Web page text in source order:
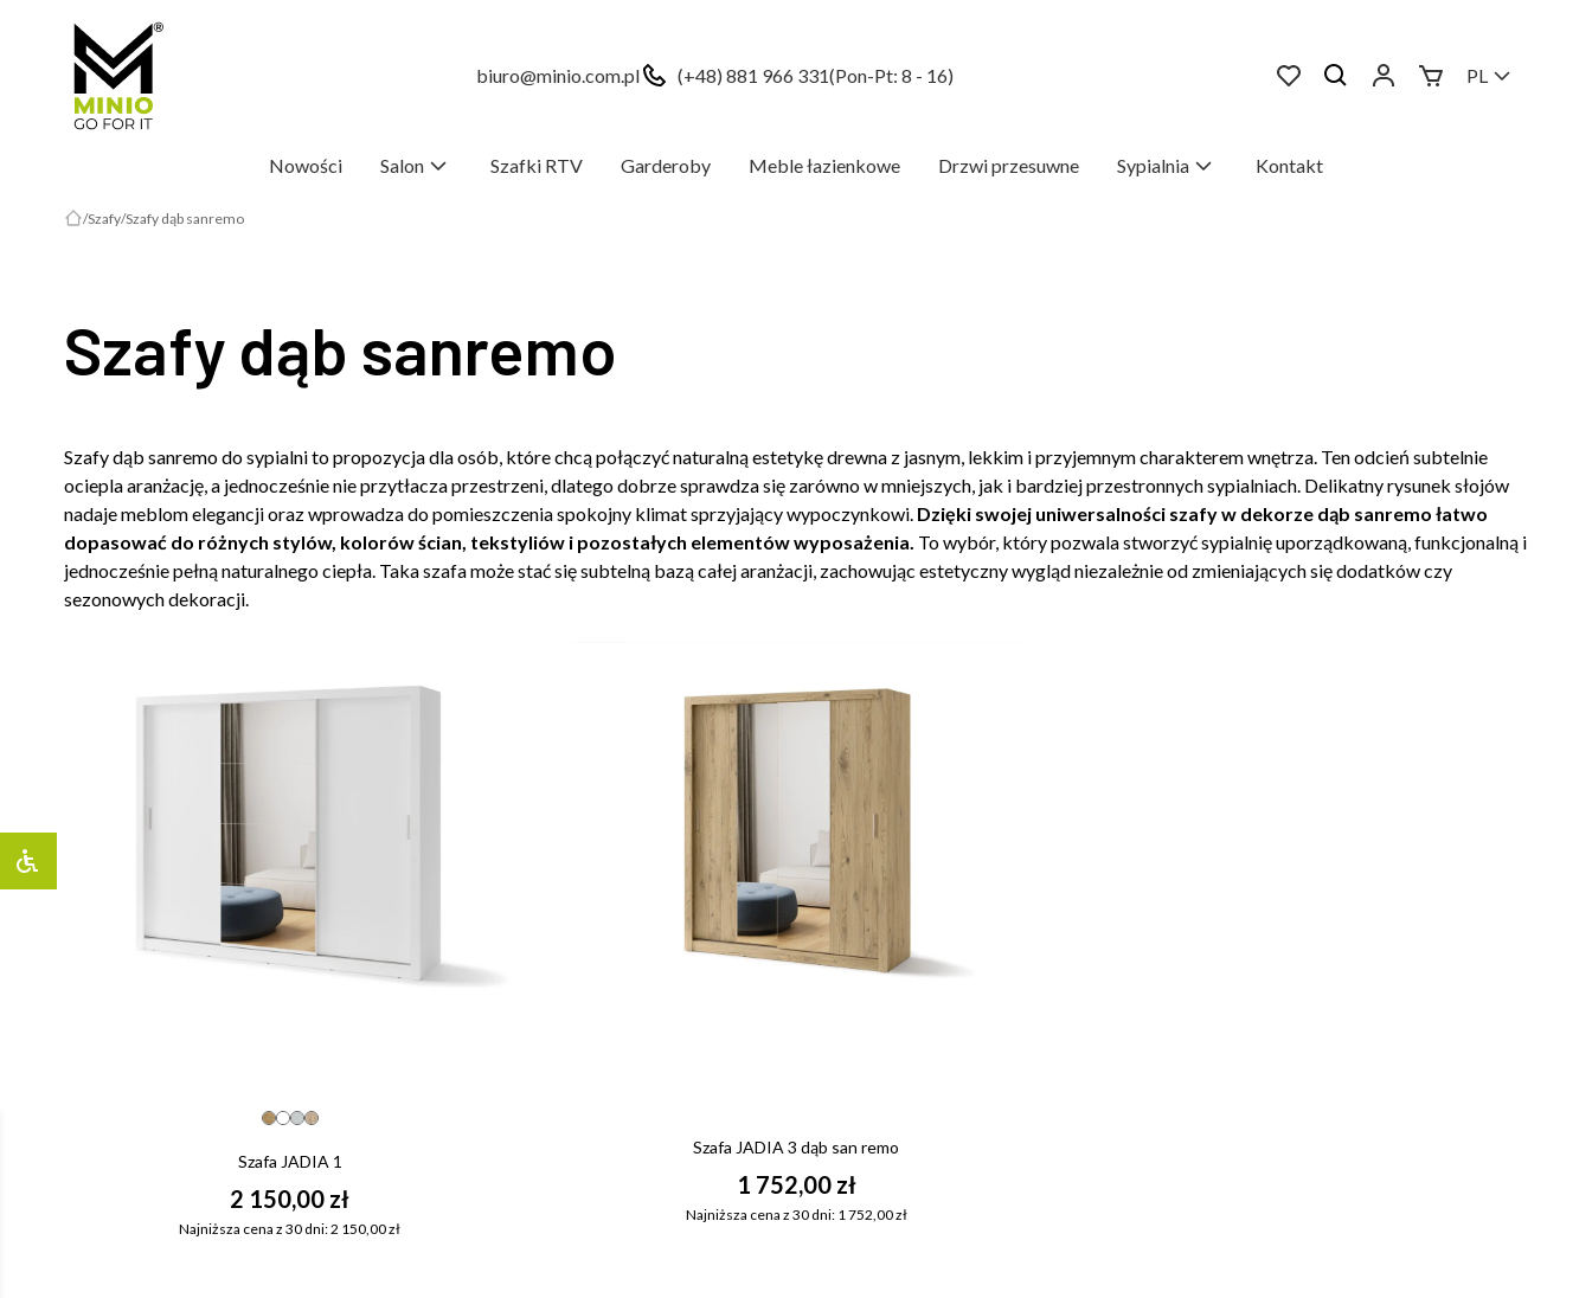
biuro@minio.com.pl (+48) 881 966 331(Pon-Pt: 8 - 16) PL
Nowości Salon Szafki RTV Garderoby Meble łazienkowe Drzwi przesuwne Sypialnia Kontakt
Szafy Szafy dąb sanremo
Szafy dąb sanremo
Szafy dąb sanremo do sypialni to propozycja dla osób, które chcą połączyć naturalną estetykę drewna z jasnym, lekkim i przyjemnym charakterem wnętrza. Ten odcień subtelnie
ociepla aranżację, a jednocześnie nie przytłacza przestrzeni, dlatego dobrze sprawdza się zarówno w mniejszych, jak i bardziej przestronnych sypialniach. Delikatny rysunek słojów
nadaje meblom elegancji oraz wprowadza do pomieszczenia spokojny klimat sprzyjający wypoczynkowi. Dzięki swojej uniwersalności szafy w dekorze dąb sanremo łatwo
dopasować do różnych stylów, kolorów ścian, tekstyliów i pozostałych elementów wyposażenia. To wybór, który pozwala stworzyć sypialnię uporządkowaną, funkcjonalną i
jednocześnie pełną naturalnego ciepła. Taka szafa może stać się subtelną bazą całej aranżacji, zachowując estetyczny wygląd niezależnie od zmieniających się dodatków czy
sezonowych dekoracji.
Szafa JADIA 1
2 150,00 zł
Najniższa cena z 30 dni: 2 150,00 zł
Szafa JADIA 3 dąb san remo
1 752,00 zł
Najniższa cena z 30 dni: 1 752,00 zł